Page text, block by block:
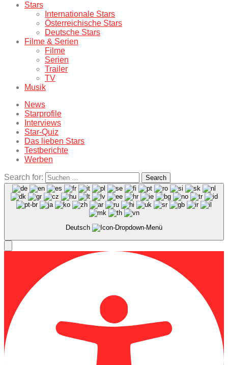
Stars
Internationale Stars
Österreichische Stars
Deutsche Stars
Filme & Serien
Filme
Serien
Trailer
TV
Musik
News
Starprofile
Interviews
Star-Quiz
Das lieben Stars
Testberichte
Werben
Search for: Search
Deutsch